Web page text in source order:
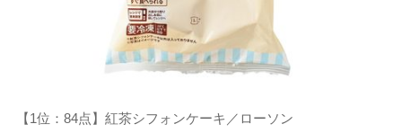
【1位：84点】紅茶シフォンケーキ／ローソン